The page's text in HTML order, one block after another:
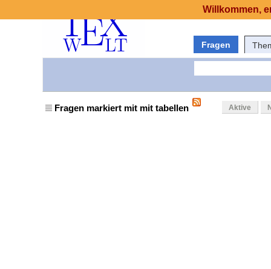
Fragen
Fragen markiert mit mit tabellen Aktive
Willkommen,